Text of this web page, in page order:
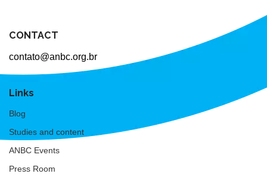
CONTACT
contato@anbc.org.br
Links
Blog
Studies and content
ANBC Events
Press Room